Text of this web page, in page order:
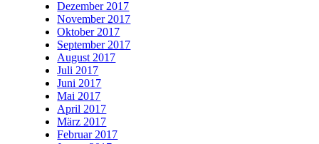
Dezember 2017
November 2017
Oktober 2017
September 2017
August 2017
Juli 2017
Juni 2017
Mai 2017
April 2017
März 2017
Februar 2017